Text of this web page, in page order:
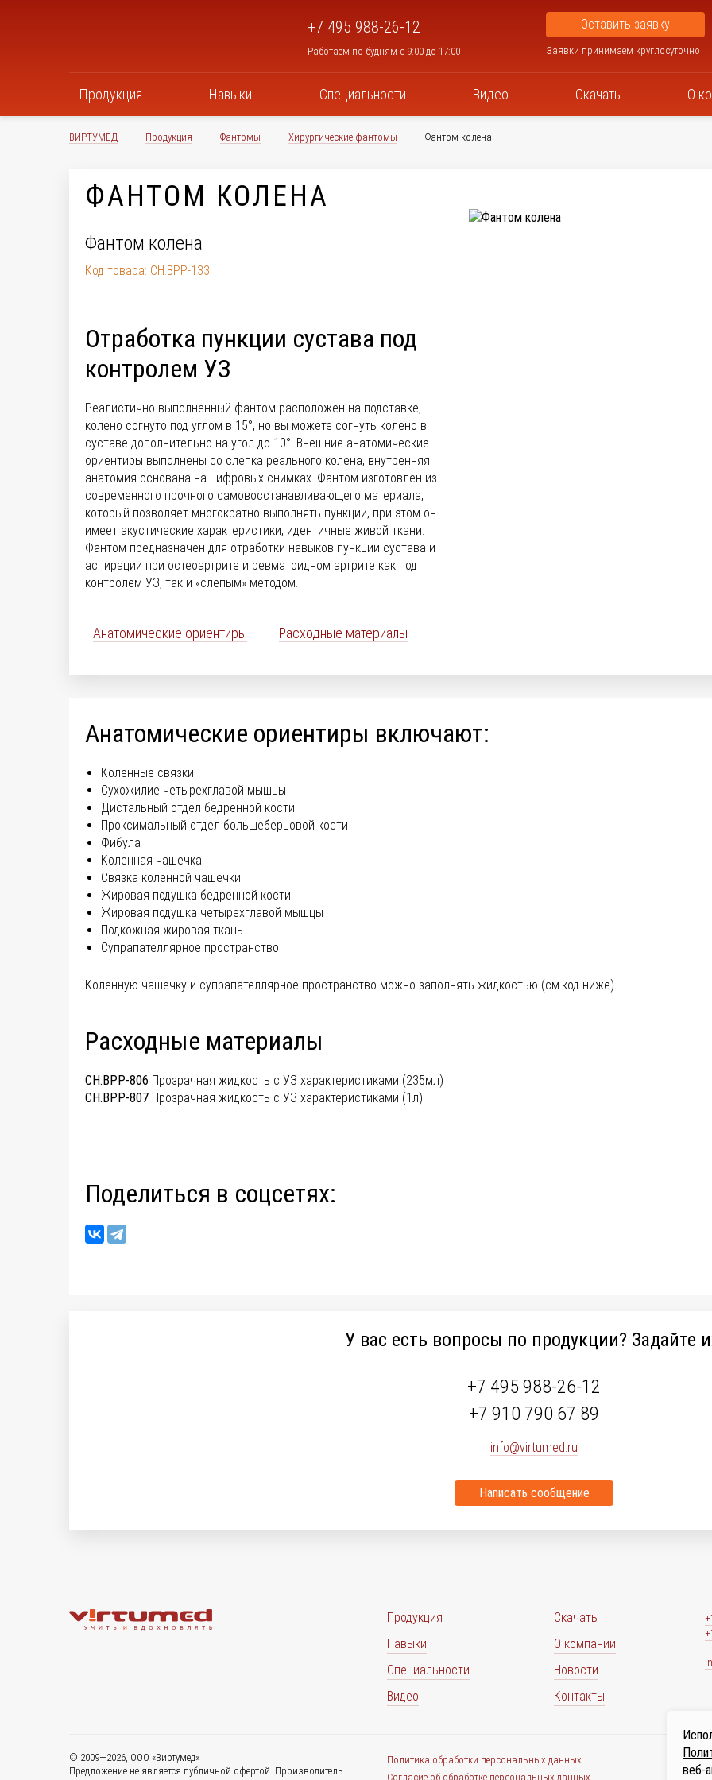
+7 495 988-26-12
Работаем по будням с 9:00 до 17:00
Оставить заявку
Заявки принимаем круглосуточно
Продукция Навыки Специальности Видео Скачать О
ВИРТУМЕД Продукция Фантомы Хирургические фантомы Фантом колена
ФАНТОМ КОЛЕНА
Фантом колена
Код товара: CH.BPP-133
Отработка пункции сустава под
контролем УЗ
Реалистично выполненный фантом расположен на подставке,
колено согнуто под углом в 15°, но вы можете согнуть колено в
суставе дополнительно на угол до 10°. Внешние анатомические
ориентиры выполнены со слепка реального колена, внутренняя
анатомия основана на цифровых снимках. Фантом изготовлен из
современного прочного самовосстанавливающего материала,
который позволяет многократно выполнять пункции, при этом он
имеет акустические характеристики, идентичные живой ткани.
Фантом предназначен для отработки навыков пункции сустава и
аспирации при остеоартрите и ревматоидном артрите как под
контролем УЗ, так и «слепым» методом.
Анатомические ориентиры Расходные материалы
Анатомические ориентиры включают:
Коленные связки
Сухожилие четырехглавой мышцы
Дистальный отдел бедренной кости
Проксимальный отдел большеберцовой кости
Фибула
Коленная чашечка
Связка коленной чашечки
Жировая подушка бедренной кости
Жировая подушка четырехглавой мышцы
Подкожная жировая ткань
Супрапателлярное пространство
Коленную чашечку и супрапателлярное пространство можно заполнять жидкостью (см.код ниже).
Расходные материалы
CH.BPP-806 Прозрачная жидкость с УЗ характеристиками (235мл)
CH.BPP-807 Прозрачная жидкость с УЗ характеристиками (1л)
Поделиться в соцсетях:
У вас есть вопросы по продукции? Задайте
+7 495 988-26-12
+7 910 790 67 89
info@virtumed.ru
Написать сообщение
Продукция
Навыки
Специальности
Видео
Скачать
О компании
Новости
Контакты
© 2009—2026, ООО «Виртумед»
Предложение не является публичной офертой. Производитель
Политика обработки персональных данных
Согласие об обработке персональных данных
веб-